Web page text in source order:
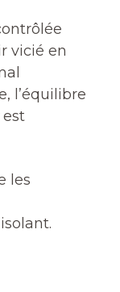
vicié en
l’équilibre
les